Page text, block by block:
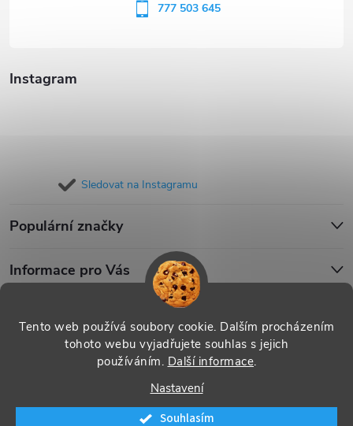
Tento web používá soubory cookie. Dalším procházením
tohoto webu vyjadřujete souhlas s jejich
používáním. Další informace.
Nastavení
Souhlasím
Instagram
Sledovat na Instagramu
Populární značky
Informace pro Vás
777 503 645
Vytvořil Shoptet
Copyright 2026 . Všechna práva vyhrazena.
nastavení cookies